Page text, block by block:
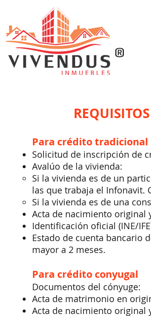
®
Para crédito tradicional
Solicitud de inscripción de
Avalúo de la vivienda:
Si la vivienda es de un
las que trabaja el Infonavit.
Si la vivienda es de una
Acta de nacimiento original
Identificación oficial (INE/
Estado de cuenta bancario
mayor a 2 meses.
Para crédito conyugal
Documentos del cónyuge:
Acta de matrimonio en
Acta de nacimiento original